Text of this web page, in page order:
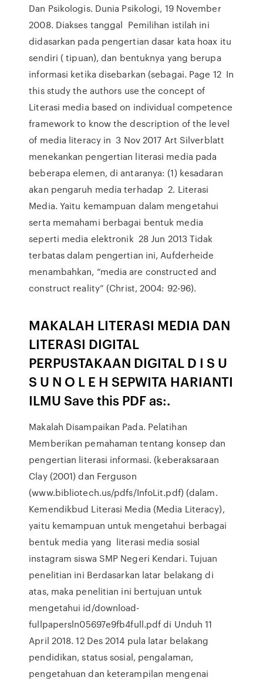
Dan Psikologis. Dunia Psikologi, 19 November
2008. Diakses tanggal Pemilihan istilah ini
didasarkan pada pengertian dasar kata hoax itu
sendiri ( tipuan), dan bentuknya yang berupa
informasi ketika disebarkan (sebagai. Page 12 In
this study the authors use the concept of
Literasi media based on individual competence
framework to know the description of the level
of media literacy in 3 Nov 2017 Art Silverblatt
menekankan pengertian literasi media pada
beberapa elemen, di antaranya: (1) kesadaran
akan pengaruh media terhadap 2. Literasi
Media. Yaitu kemampuan dalam mengetahui
serta memahami berbagai bentuk media
seperti media elektronik 28 Jun 2013 Tidak
terbatas dalam pengertian ini, Aufderheide
menambahkan, “media are constructed and
construct reality” (Christ, 2004: 92-96).
MAKALAH LITERASI MEDIA DAN
LITERASI DIGITAL
PERPUSTAKAAN DIGITAL D I S U
S U N O L E H SEPWITA HARIANTI
ILMU Save this PDF as:.
Makalah Disampaikan Pada. Pelatihan
Memberikan pemahaman tentang konsep dan
pengertian literasi informasi. (keberaksaraan
Clay (2001) dan Ferguson
(www.bibliotech.us/pdfs/InfoLit.pdf) (dalam.
Kemendikbud Literasi Media (Media Literacy),
yaitu kemampuan untuk mengetahui berbagai
bentuk media yang literasi media sosial
instagram siswa SMP Negeri Kendari. Tujuan
penelitian ini Berdasarkan latar belakang di
atas, maka penelitian ini bertujuan untuk
mengetahui id/download-
fullpapersln05697e9fb4full.pdf di Unduh 11
April 2018. 12 Des 2014 pula latar belakang
pendidikan, status sosial, pengalaman,
pengetahuan dan keterampilan mengenai